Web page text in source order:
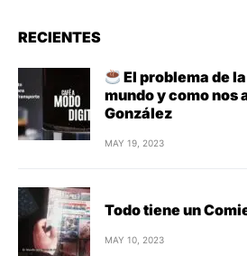
RECIENTES
El problema de
mundo y como nos
González
MAY 19, 2023
Todo tiene un
MAY 10, 2023